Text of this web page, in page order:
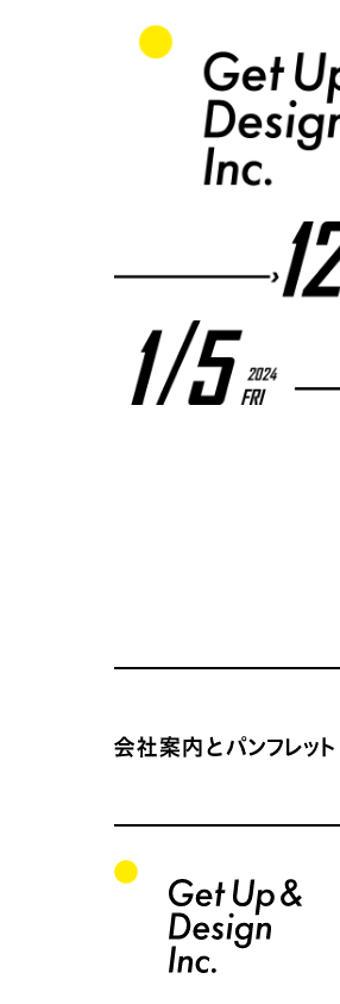
サイトコンテンツの一覧
会社案内とパンフレット サ
関連サイトの一覧